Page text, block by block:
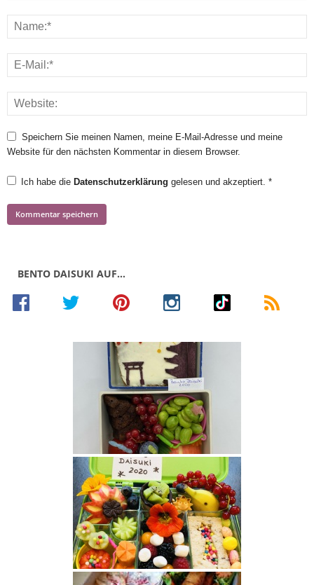
Speichern Sie meinen Namen, meine E-Mail-Adresse und meine
Website für den nächsten Kommentar in diesem Browser.
Ich habe die Datenschutzerklärung gelesen und akzeptiert. *
BENTO DAISUKI AUF…